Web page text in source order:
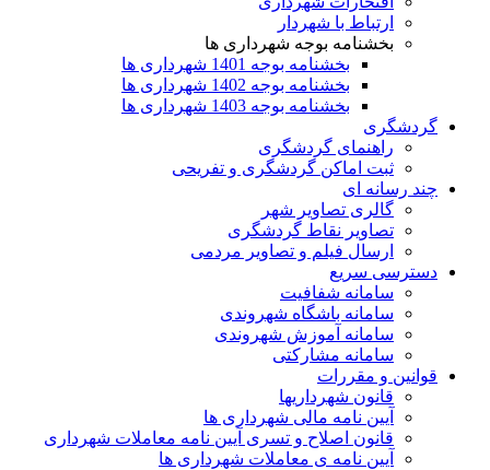
ارتباط با شهردار
بخشنامه بوجه شهرداری ها
بخشنامه بوجه 1401 شهرداری ها
بخشنامه بوجه 1402 شهرداری ها
بخشنامه بوجه 1403 شهرداری ها
گردشگری
راهنمای گردشگری
ثبت اماکن گردشگری و تفریحی
چند رسانه ای
گالری تصاویر شهر
تصاویر نقاط گردشگری
ارسال فیلم و تصاویر مردمی
دسترسی سریع
سامانه شفافیت
سامانه باشگاه شهروندی
سامانه آموزش شهروندی
سامانه مشارکتی
قوانین و مقررات
قانون شهرداریها
آیین نامه مالی شهرداری ها
قانون اصلاح و تسری آیین نامه معاملات شهرداری
آیین نامه ی معاملات شهرداری ها